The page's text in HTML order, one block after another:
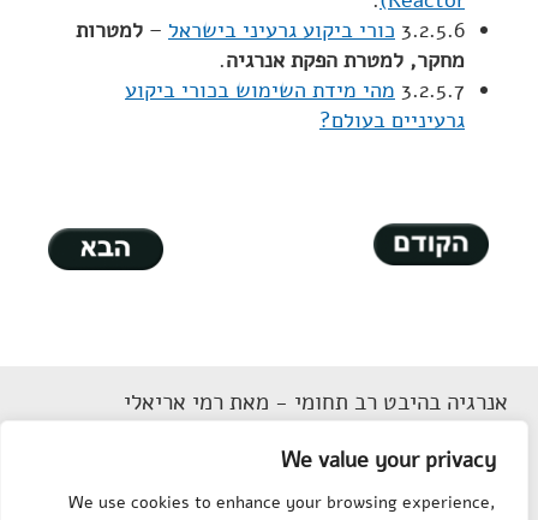
We value your privacy
We use cookies to enhance your browsing experience,
3.2.5.6 כורי ביקוע גרעיני בישראל – למטרות
מחקר, למטרת הפקת אנרגיה.
3.2.5.7 מהי מידת השימוש בכורי ביקוע
גרעיניים בעולם?
אנרגיה בהיבט רב תחומי - מאת רמי אריאלי